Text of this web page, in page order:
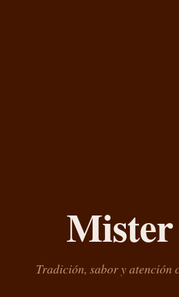
Tradición, sabor y atención